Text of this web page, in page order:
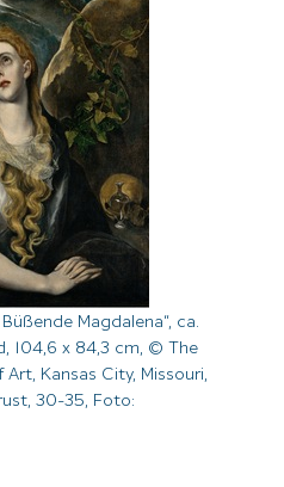
Büßende Magdalena“, ca.
104,6 x 84,3 cm, © The
Kansas City, Missouri,
30-35, Foto: